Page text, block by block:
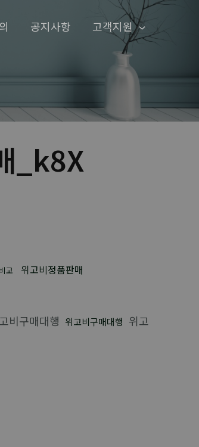
공지사항 고객지원
_k8X
교 위고비정품판매
비구매대행 위고비구매대행 위고